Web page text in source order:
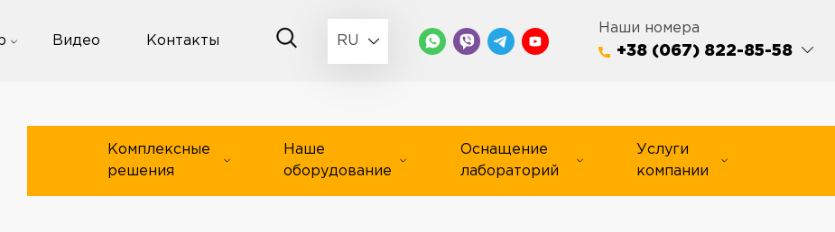
Видео Контакты RU
Наши номера
+38 (067) 822-85-58
Комплексные
решения
Наше
оборудование
Оснащение
лабораторий
Услуги
компании